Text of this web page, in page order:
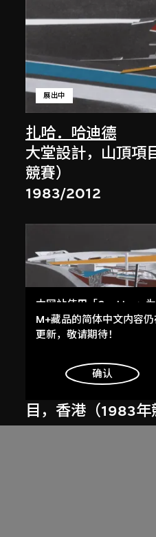
扎哈．哈迪德
展出中
大堂設計，山頂項
競賽）
1983/2012
扎哈．哈迪德
展出中
斜坡入口／坡度
目，香港（1983年
1983/2012
本网站使用「Cookies」
提供最好的网站体验。
了解更多
明白
M+藏品的简体中文内容仍
更新，敬请期待！
确认